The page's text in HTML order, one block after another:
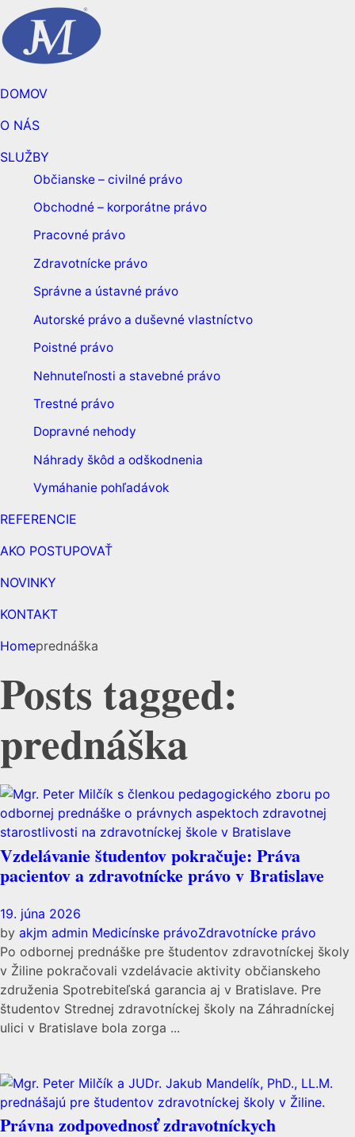
DOMOV
O NÁS
SLUŽBY
Občianske – civilné právo
Obchodné – korporátne právo
Pracovné právo
Zdravotnícke právo
Správne a ústavné právo
Autorské právo a duševné vlastníctvo
Poistné právo
Nehnuteľnosti a stavebné právo
Trestné právo
Dopravné nehody
Náhrady škôd a odškodnenia
Vymáhanie pohľadávok
REFERENCIE
AKO POSTUPOVAŤ
NOVINKY
KONTAKT
Homeprednáška
Posts tagged:
prednáška
Vzdelávanie študentov pokračuje: Práva
pacientov a zdravotnícke právo v Bratislave
19. júna 2026
by akjm admin Medicínske právoZdravotnícke právo
Po odbornej prednáške pre študentov zdravotníckej školy
v Žiline pokračovali vzdelávacie aktivity občianskeho
združenia Spotrebiteľská garancia aj v Bratislave. Pre
študentov Strednej zdravotníckej školy na Záhradníckej
ulici v Bratislave bola zorga ...
Právna zodpovednosť zdravotníckych